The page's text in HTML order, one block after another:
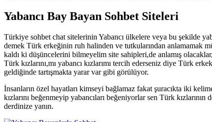
Yabancı Bay Bayan Sohbet Siteleri
Türkiye sohbet chat sitelerinin Yabancı ülkelere veya bu şekilde
demek Türk erkeğinin ruh halinden ve tutkularından anlamamak
kaldı ki düşüncelerini bilmeyelim site sahipleri,de anlamış
Türk kızlarını,mı yabancı kızlarımı tercih ederseniz diye Türk
geldiğinde tartışmakta yarar var gibi görülüyor.
İnsanların özel hayatları kimseyi bağlamaz fakat şuracıkta iki
kızlarını beğenmeyip yabancıları beğeniyorlar sen Türk
derdinize yanın.